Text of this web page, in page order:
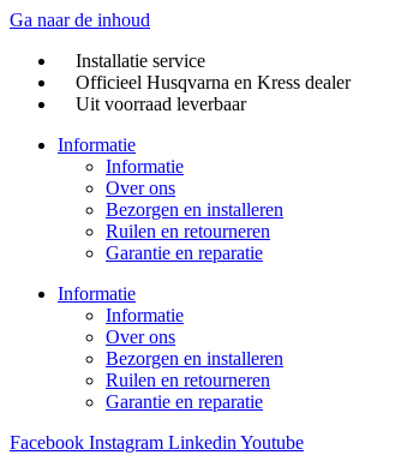
Ga naar de inhoud
Installatie service
Officieel Husqvarna en Kress dealer
Uit voorraad leverbaar
Informatie
Informatie
Over ons
Bezorgen en installeren
Ruilen en retourneren
Garantie en reparatie
Informatie
Informatie
Over ons
Bezorgen en installeren
Ruilen en retourneren
Garantie en reparatie
Facebook Instagram Linkedin Youtube